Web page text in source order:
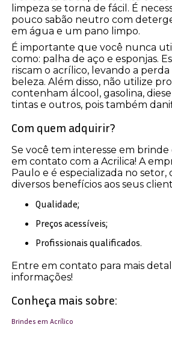
limpeza se torna de fácil. É
pouco sabão neutro com
em água e um pano limpo.
É importante que você nunca
como: palha de aço e esponjas.
riscam o acrílico, levando a
beleza. Além disso, não utilize
contenham álcool, gasolina,
tintas e outros, pois também
Com quem adquirir?
Se você tem interesse em
em contato com a Acrilica! A
Paulo e é especializada no setor,
diversos benefícios aos seus
Qualidade;
Preços acessíveis;
Profissionais qualificados.
Entre em contato para mais
informações!
Conheça mais sobre:
Brindes em Acrílico